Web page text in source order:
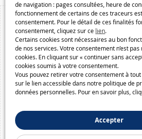
de navigation : pages consultées, heure de
fonctionnement de certains de ces traceurs
consentement. Pour le détail de ces finalités
consentement, cliquez sur ce lien.
Certains cookies sont nécessaires au bon
de nos services. Votre consentement n’est
cookies. En cliquant sur « continuer sans
cookies soumis à votre consentement.
Vous pouvez retirer votre consentement à
sur le lien accessible dans notre politique de
données personnelles. Pour en savoir plus,
Accepter